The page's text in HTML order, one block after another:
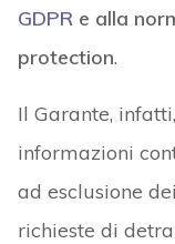
GDPRe alla
protection.
Il Garante,
informazioni
ad esclusione
richieste di